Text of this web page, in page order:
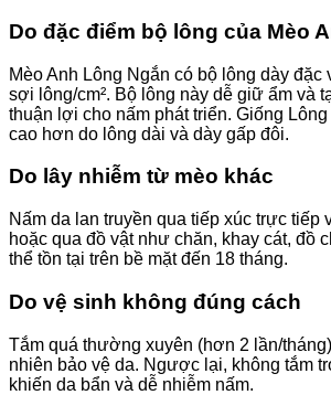
Do đặc điểm bộ lông của Mèo
Mèo Anh Lông Ngắn có bộ lông dày đặc
sợi lông/cm². Bộ lông này dễ giữ ẩm và
thuận lợi cho nấm phát triển. Giống
cao hơn do lông dài và dày gấp đôi.
Do lây nhiễm từ mèo khác
Nấm da lan truyền qua tiếp xúc trực tiếp
hoặc qua đồ vật như chăn, khay cát, đồ
thể tồn tại trên bề mặt đến 18 tháng.
Do vệ sinh không đúng cách
Tắm quá thường xuyên (hơn 2 lần/
nhiên bảo vệ da. Ngược lại, không tắm
khiến da bẩn và dễ nhiễm nấm.